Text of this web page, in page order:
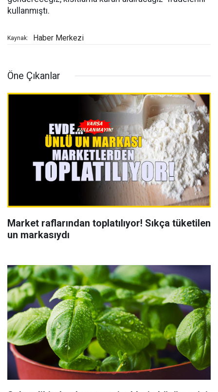
kullanmıştı.
Kaynak: Haber Merkezi
Öne Çıkanlar
Market raflarından toplatılıyor! Sıkça tüketilen
un markasıydı